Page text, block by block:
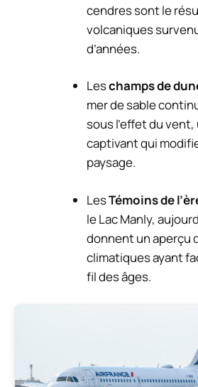
cendres sont le
volcaniques
d’années.
Leschamps de
mer de sable
sous l’effet du
captivant qui
paysage.
LesTémoins de
le Lac Manly,
donnent un aperçu
climatiques ayant
fil des âges.